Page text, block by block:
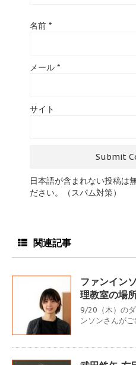
名前 *
メール *
サイト
日本語が含まれない投稿は
ださい。（スパム対策）
関連記事
ファンイン
理教室の場
9/20（木）の
ンソンさんが